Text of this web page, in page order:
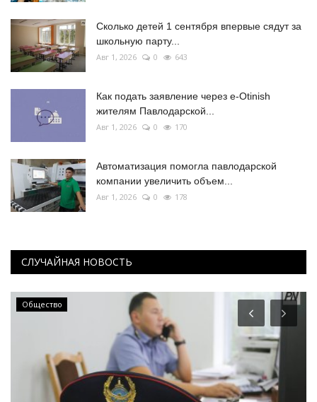
Сколько детей 1 сентября впервые сядут за
школьную парту...
Авг 1, 2026 0 643
Как подать заявление через e-Otinish
жителям Павлодарской...
Авг 1, 2026 0 170
Автоматизация помогла павлодарской
компании увеличить объем...
Авг 1, 2026 0 178
СЛУЧАЙНАЯ НОВОСТЬ
Общество